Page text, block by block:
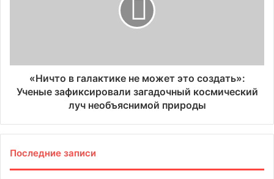
«Ничто в галактике не может это создать»:
Ученые зафиксировали загадочный космический
луч необъяснимой природы
Последние записи